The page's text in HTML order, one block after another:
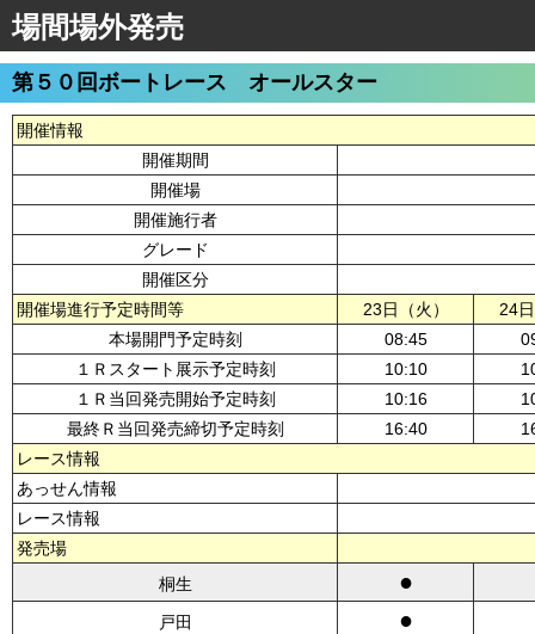
場間場外発売
第５０回ボートレース オールスター
開催情報
開催期間
開催場
開催施行者
グレード
開催区分
開催場進行予定時間等
23日（火）
24
本場開門予定時刻
08:45
１Ｒスタート展示予定時刻
10:10
１Ｒ当回発売開始予定時刻
10:16
最終Ｒ当回発売締切予定時刻
16:40
レース情報
あっせん情報
レース情報
発売場
桐生
●
戸田 ●